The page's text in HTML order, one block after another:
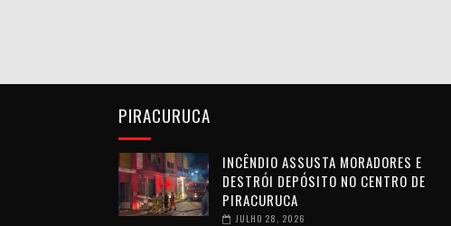
PIRACURUCA
INCÊNDIO ASSUSTA MORADORES E
DESTRÓI DEPÓSITO NO CENTRO DE
PIRACURUCA
JULHO 28, 2026